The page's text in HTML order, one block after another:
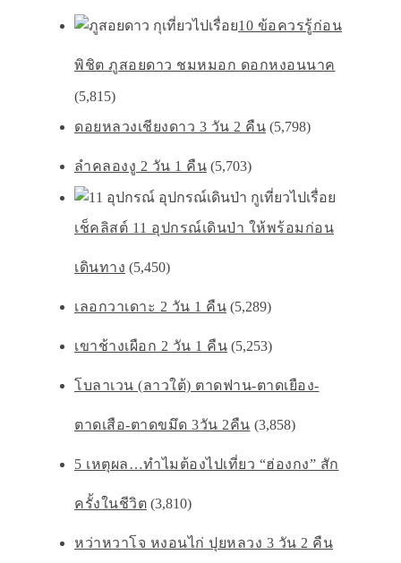
10 ข้อควรรู้ก่อน
พิชิต ภูสอยดาว ชมหมอก ดอกหงอนนาค
(5,815)
ดอยหลวงเชียงดาว 3 วัน 2 คืน (5,798)
ลำคลองงู 2 วัน 1 คืน (5,703)
เช็คลิสต์ 11 อุปกรณ์เดินป่า ให้พร้อมก่อน
เดินทาง (5,450)
เลอกวาเดาะ 2 วัน 1 คืน (5,289)
เขาช้างเผือก 2 วัน 1 คืน (5,253)
โบลาเวน (ลาวใต้) ตาดฟาน-ตาดเยือง-
ตาดเสือ-ตาดขมึด 3วัน 2คืน (3,858)
5 เหตุผล…ทำไมต้องไปเที่ยว “ฮ่องกง” สัก
ครั้งในชีวิต (3,810)
หว่าหวาโจ หงอนไก่ ปุยหลวง 3 วัน 2 คืน